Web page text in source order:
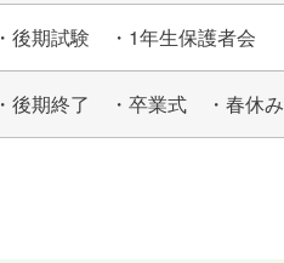
・後期試験 ・1年生保護者会
・後期終了 ・卒業式 ・春休み